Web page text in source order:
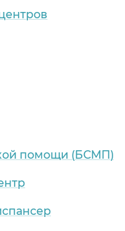
помощи (БСМП)